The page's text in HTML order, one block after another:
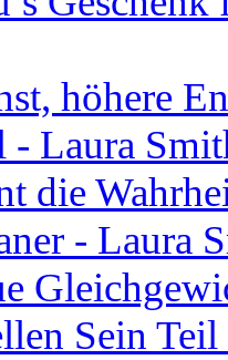
höhere
- Laura
die
- Laura
Sein